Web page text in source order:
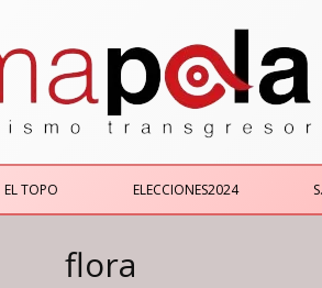
EL TOPO ELECCIONES2024
flora